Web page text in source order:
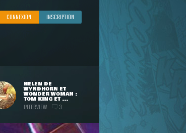
CONNEXION INSCRIPTION
HELEN DE
WYNDHORN ET
WONDER WOMAN :
TOM KING ET ...
INTERVIEW 3